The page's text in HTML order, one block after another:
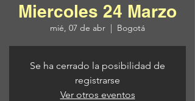
Miercoles 24 Marzo
mié, 07 de abr
  |
Bogotá
Se ha cerrado la posibilidad de
registrarse
Ver otros eventos